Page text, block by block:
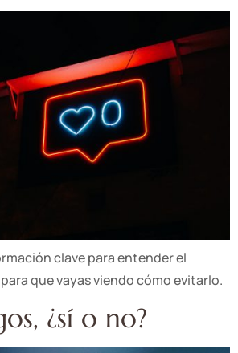
clave para entender el
que vayas viendo cómo evitarlo.
¿sí o no?